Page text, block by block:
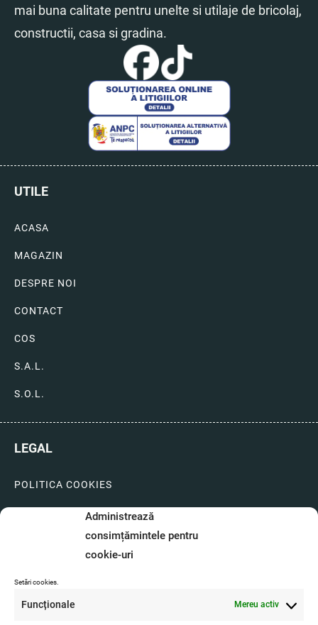
Administrează
consimțămintele pentru
cookie-uri
Setări cookies.
Funcționale Mereu activ
mai buna calitate pentru unelte si utilaje de bricolaj,
constructii, casa si gradina.
UTILE
ACASA
MAGAZIN
DESPRE NOI
CONTACT
COS
S.A.L.
S.O.L.
LEGAL
POLITICA COOKIES
LIVRARI SI PLATI
GARANTIE SI SERVICE